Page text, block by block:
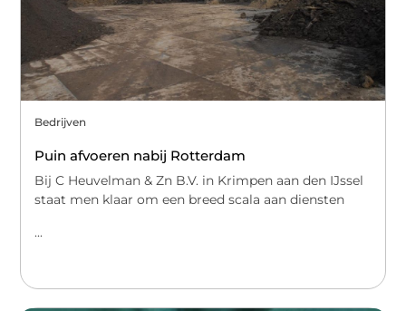
Bedrijven
Puin afvoeren nabij Rotterdam
Bij C Heuvelman & Zn B.V. in Krimpen aan den IJssel
staat men klaar om een breed scala aan diensten
...